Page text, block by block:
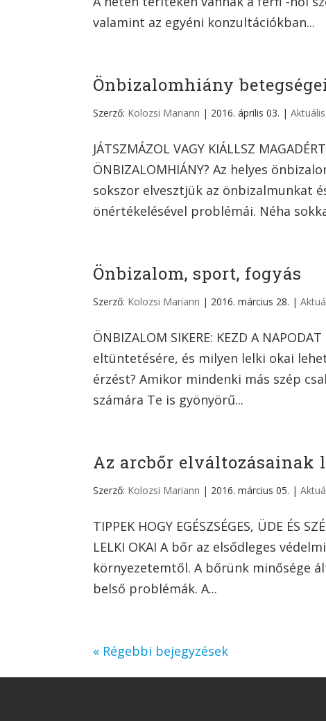
valamint az egyéni konzultációkban...
Önbizalomhiány
Szerző: Kolozsi Mariann | 2016. április 03. |Aktuális
JÁTSZMÁZOL VAGY KIÁLLSZ
ÖNBIZALOMHIÁNY? Az helyes
sokszor elvesztjük az önbizalmunkat
önértékelésével problémái. Néha
Önbizalom, sport, fogyás
Szerző: Kolozsi Mariann | 2016. március 28. |
ÖNBIZALOM SIKERE: KEZD A
eltüntetésére, és milyen lelki okai
érzést? Amikor mindenki más szép
számára Te is gyönyörű...
Az arcbőr elváltozásainak
Szerző: Kolozsi Mariann | 2016. március 05. |
TIPPEK HOGY EGÉSZSÉGES, ÜDE ÉS
LELKI OKAI A bőr az elsődleges
környezetemtől. A bőrünk minősége
belső problémák. A...
« Régebbi bejegyzések